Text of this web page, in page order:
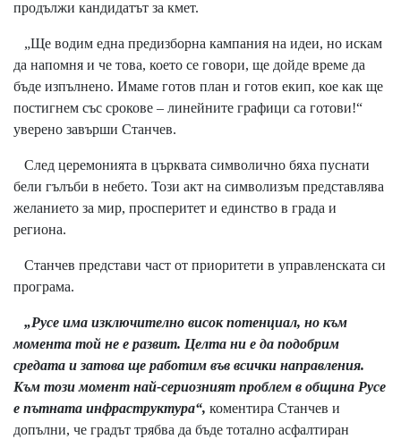
продължи кандидатът за кмет.
„Ще водим една предизборна кампания на идеи, но искам
да напомня и че това, което се говори, ще дойде време да
бъде изпълнено. Имаме готов план и готов екип, кое как ще
постигнем със срокове – линейните графици са готови!“
уверено завърши Станчев.
След церемонията в църквата символично бяха пуснати
бели гълъби в небето. Този акт на символизъм представлява
желанието за мир, просперитет и единство в града и
региона.
Станчев представи част от приоритети в управленската си
програма.
„Русе има изключително висок потенциал, но към
момента той не е развит. Целта ни е да подобрим
средата и затова ще работим във всички направления.
Към този момент най-сериозният проблем в община Русе
е пътната инфраструктура“, коментира Станчев и
допълни, че градът трябва да бъде тотално асфалтиран